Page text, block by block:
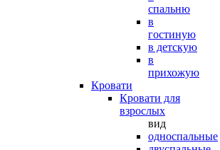
спальню
в
гостиную
в детскую
в
прихожую
Кровати
Кровати для
взрослых
вид
односпальные